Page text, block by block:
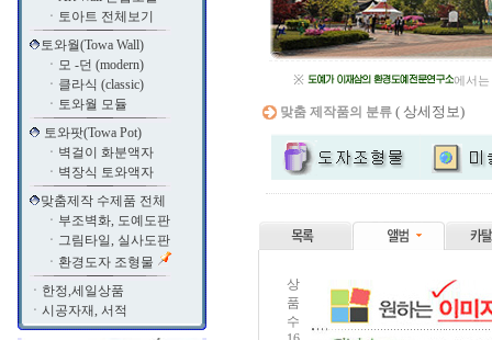
ㆍ 토아트 전체보기
토와월(Towa Wall)
ㆍ 모 -던 (modern)
ㆍ 클라식 (classic)
ㆍ 토와월 모듈
토와팟(Towa Pot)
ㆍ 벽걸이 화분액자
ㆍ 벽장식 토와액자
맞춤제작 수제품 전체
ㆍ 부조벽화, 도예도판
ㆍ 그림타일, 실사도판
ㆍ 환경도자 조형물
ㆍ 한정,세일상품
ㆍ 시공자재, 서적
※ 에서
맞춤 제작품의 분류 ( 상세정보)
상
품
수